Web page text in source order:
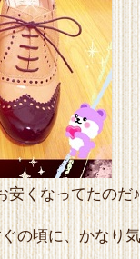
安くなってたの
の頃に、かなり